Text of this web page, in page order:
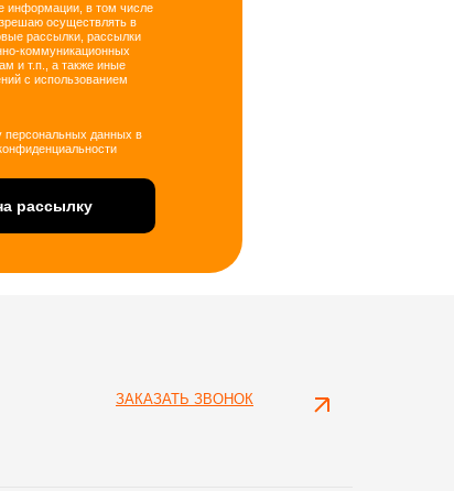
информации, в том числе
осуществлять в
рассылки, рассылки
коммуникационных
и т.п., а также иные
с использованием
персональных данных в
рассылку
ЗАКАЗАТЬ ЗВОНОК